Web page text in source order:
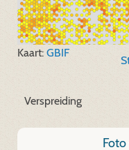
Kaart: GBIF
Verspreiding